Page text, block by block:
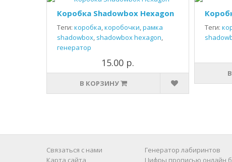
Коробка Shadowbox Hexagon
Теги: коробка,коробочки,рамка
shadowbox, shadowbox hexagon,
генератор
15.00 р.
В КОРЗИНУ
Теги:
Связаться с нами
Карта сайта
Генератор лабиринтов
Цифры прописью онлайн